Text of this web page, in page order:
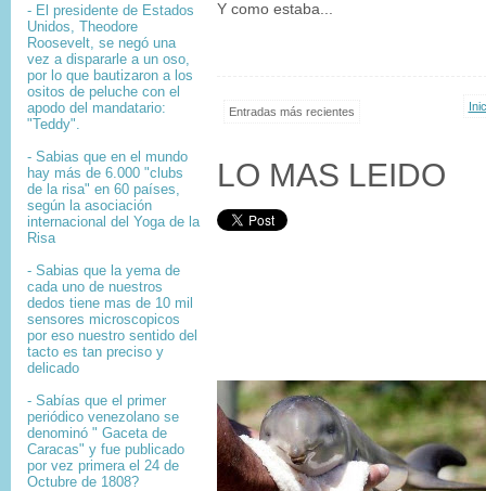
- El presidente de Estados
Unidos, Theodore
Roosevelt, se negó una
vez a dispararle a un oso,
por lo que bautizaron a los
ositos de peluche con el
apodo del mandatario:
"Teddy".
- Sabias que en el mundo
hay más de 6.000 "clubs
de la risa" en 60 países,
según la asociación
internacional del Yoga de la
Risa
- Sabias que la yema de
cada uno de nuestros
dedos tiene mas de 10 mil
sensores microscopicos
por eso nuestro sentido del
tacto es tan preciso y
delicado
- Sabías que el primer
periódico venezolano se
denominó " Gaceta de
Caracas" y fue publicado
por vez primera el 24 de
Octubre de 1808?
Y como estaba...
Entradas más recientes
LO MAS LEIDO